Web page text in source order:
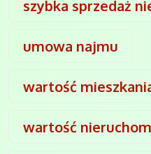
szybka sprzedaż
umowa najmu
wartość
wartość